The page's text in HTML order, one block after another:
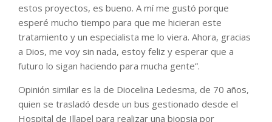
estos proyectos, es bueno. A mí me gustó porque
esperé mucho tiempo para que me hicieran este
tratamiento y un especialista me lo viera. Ahora, gracias
a Dios, me voy sin nada, estoy feliz y esperar que a
futuro lo sigan haciendo para mucha gente”.
Opinión similar es la de Diocelina Ledesma, de 70 años,
quien se trasladó desde un bus gestionado desde el
Hospital de Illapel para realizar una biopsia por